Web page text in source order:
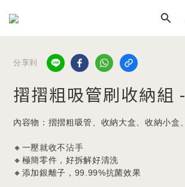
分享到
摺摺粗吸管刷收納組
內容物：摺摺粗吸管、收納大盒、收納小盒
🔸一壓就收不沾手
🔸極簡零件，好拆解好清洗
🔸添加銀離子，99.99%抗菌效果